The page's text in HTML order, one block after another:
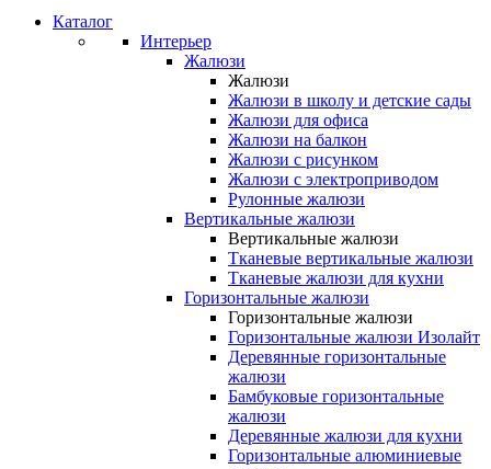
Каталог
Интерьер
Жалюзи
Жалюзи
Жалюзи в школу и детские сады
Жалюзи для офиса
Жалюзи на балкон
Жалюзи с рисунком
Жалюзи с электроприводом
Рулонные жалюзи
Вертикальные жалюзи
Вертикальные жалюзи
Тканевые вертикальные жалюзи
Тканевые жалюзи для кухни
Горизонтальные жалюзи
Горизонтальные жалюзи
Горизонтальные жалюзи Изолайт
Деревянные горизонтальные
жалюзи
Бамбуковые горизонтальные
жалюзи
Деревянные жалюзи для кухни
Горизонтальные алюминиевые